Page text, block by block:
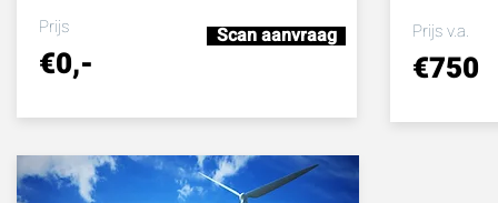
Prijs
€0,-
Scan aanvraag Prijs v.a.
€750